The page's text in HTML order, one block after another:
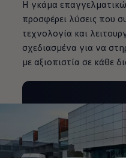
Η γκάμα
προσφέρει λύσεις που
τεχνολογία και
σχεδιασμένα για να
με αξιοπιστία σε κάθε